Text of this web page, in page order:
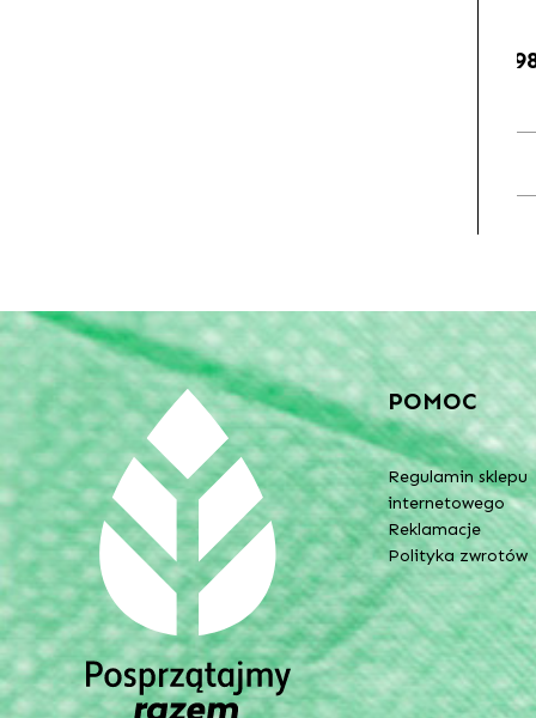
POMOC
Regulamin sklepu
internetowego
Reklamacje
Polityka zwrotów